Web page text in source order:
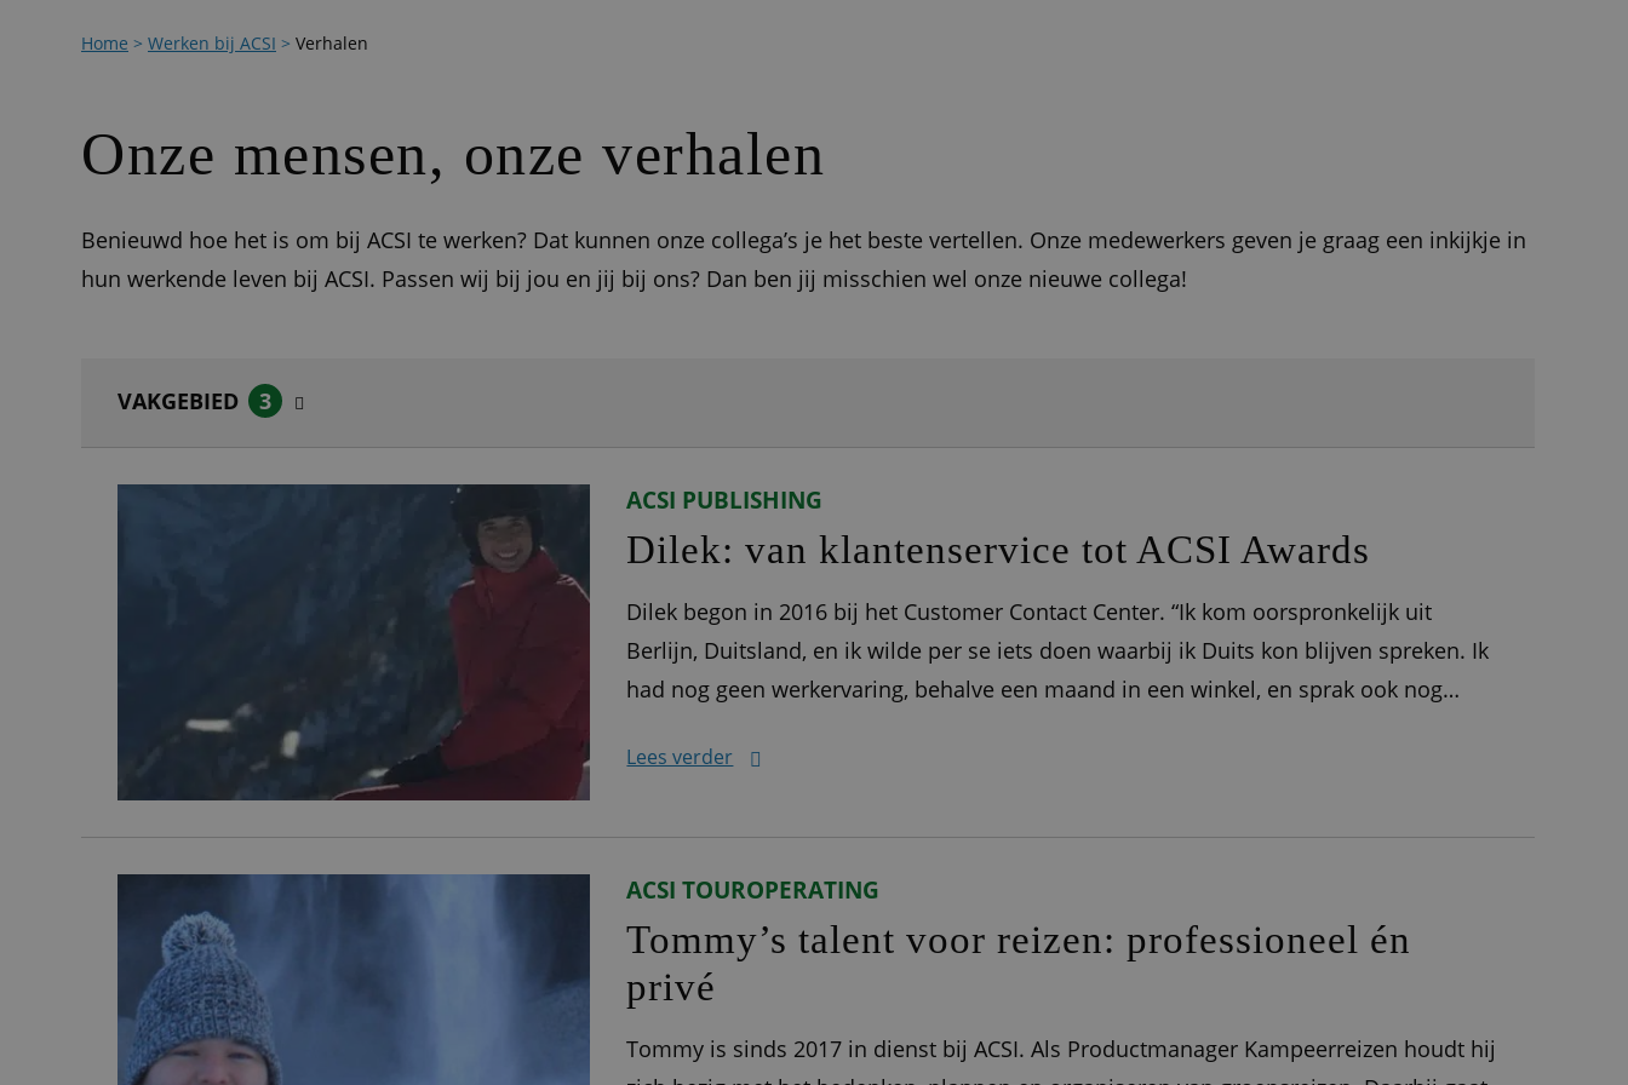
Home > Werken bij ACSI > Verhalen
Onze mensen, onze verhalen
Benieuwd hoe het is om bij ACSI te werken? Dat kunnen onze collega’s je het beste vertellen. Onze medewerkers geven je graag een inkijkje in
hun werkende leven bij ACSI. Passen wij bij jou en jij bij ons? Dan ben jij misschien wel onze nieuwe collega!
VAKGEBIED 3
ACSI PUBLISHING
Dilek: van klantenservice tot ACSI Awards
Dilek begon in 2016 bij het Customer Contact Center. “Ik kom oorspronkelijk uit
Berlijn, Duitsland, en ik wilde per se iets doen waarbij ik Duits kon blijven spreken. Ik
had nog geen werkervaring, behalve een maand in een winkel, en sprak ook nog
Lees verder
ACSI TOUROPERATING
Tommy’s talent voor reizen: professioneel én
privé
Tommy is sinds 2017 in dienst bij ACSI. Als Productmanager Kampeerreizen houdt hij